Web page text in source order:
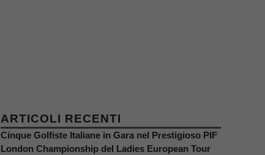
ARTICOLI RECENTI
Cinque Golfiste Italiane in Gara nel Prestigioso PIF
London Championship del Ladies European Tour